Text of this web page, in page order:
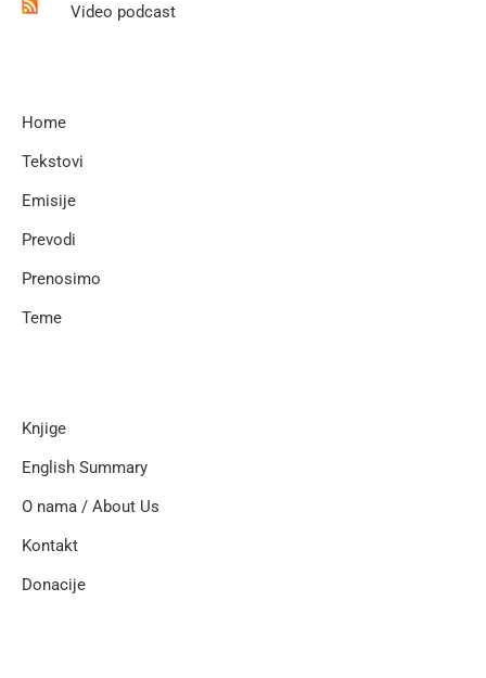
Video podcast
Home
Tekstovi
Emisije
Prevodi
Prenosimo
Teme
Knjige
English Summary
O nama / About Us
Kontakt
Donacije